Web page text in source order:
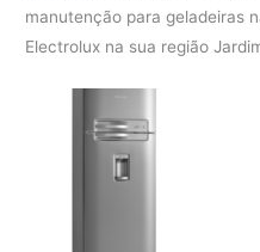
manutenção para geladeiras
Electrolux na sua região